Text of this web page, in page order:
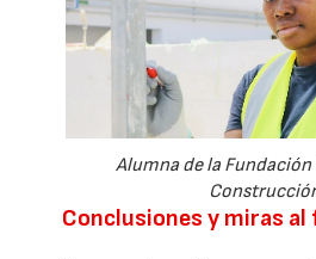
Alumna de la Fundación
Conclusiones y miras